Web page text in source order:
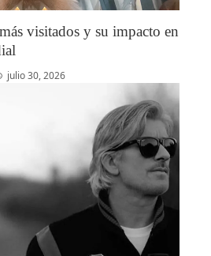
visitados y su impacto en
julio 30, 2026